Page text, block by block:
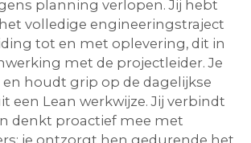
planning verlopen. Jij hebt
volledige engineeringstraject
tot en met oplevering, dit in
met de projectleider. Je
houdt grip op de dagelijkse
een Lean werkwijze. Jij verbindt
denkt proactief mee met